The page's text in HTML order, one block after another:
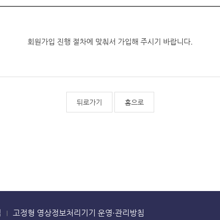
회원가입 진행 절차에 맞춰서 가입해 주시기 바랍니다.
뒤로가기 홈으로
고정형 영상정보처리기기 운영·관리방침